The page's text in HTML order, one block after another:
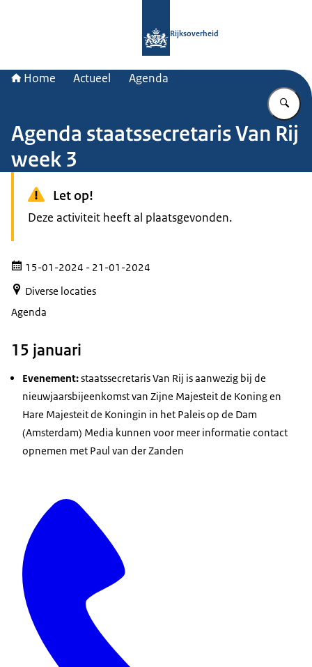
Rijksoverheid
Home Actueel Agenda
Agenda staatssecretaris Van Rij
week 3
Let op!
Deze activiteit heeft al plaatsgevonden.
15-01-2024 - 21-01-2024
Diverse locaties
Agenda
15 januari
Evenement:staatssecretaris Van Rij is aanwezig bij de
nieuwjaarsbijeenkomst van Zijne Majesteit de Koning en
Hare Majesteit de Koningin in het Paleis op de Dam
(Amsterdam) Media kunnen voor meer informatie contact
opnemen met Paul van der Zanden